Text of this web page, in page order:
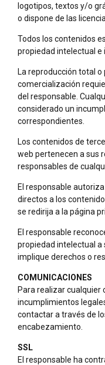
logotipos, textos y/o
o dispone de las
Todos los contenidos
propiedad intelectual e
La reproducción total
comercialización
del responsable.
considerado un
correspondientes.
Los contenidos de
web pertenecen a sus
responsables de
El responsable
directos a los
se redirija a la página
El responsable
propiedad intelectual a
implique derechos o
COMUNICACIONES
Para realizar cualquier
incumplimientos
contactar a través de
encabezamiento.
SSL
El responsable ha